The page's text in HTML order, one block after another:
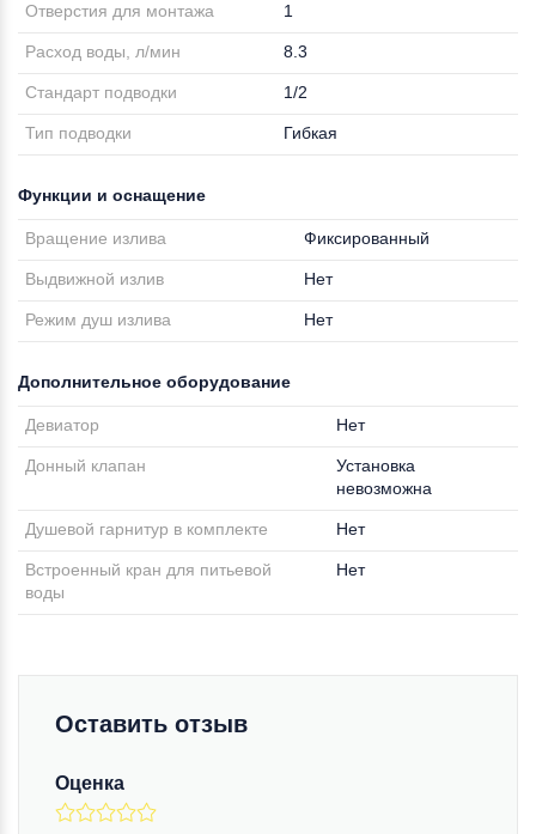
Отверстия для монтажа 1
Расход воды, л/мин 8.3
Стандарт подводки 1/2
Тип подводки Гибкая
Функции и оснащение
Вращение излива Фиксированный
Выдвижной излив Нет
Режим душ излива Нет
Дополнительное оборудование
Девиатор Нет
Донный клапан
Установка
невозможна
Душевой гарнитур в комплекте Нет
Встроенный кран для питьевой
воды
Нет
Оставить отзыв
Оценка